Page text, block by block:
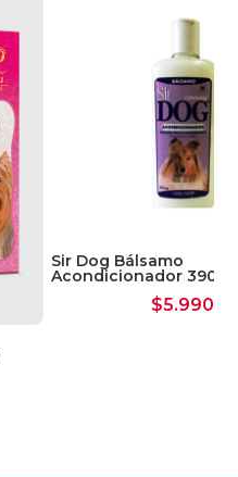
Sir Dog Bálsamo
Acondicionador 390
$5.990